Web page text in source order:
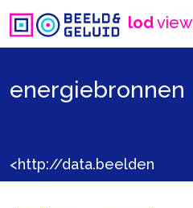
lodview
energiebronnen